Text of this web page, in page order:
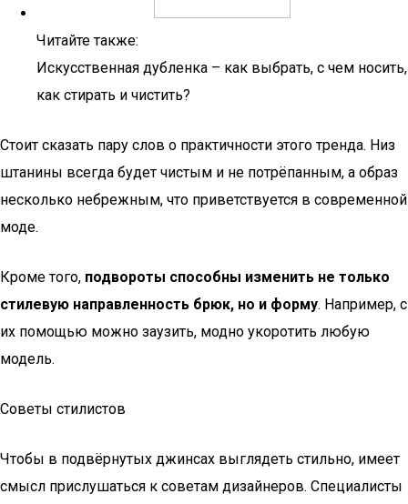
Читайте также:
Искусственная дубленка – как выбрать, с чем носить,
как стирать и чистить?
Стоит сказать пару слов о практичности этого тренда. Низ
штанины всегда будет чистым и не потрёпанным, а образ
несколько небрежным, что приветствуется в современной
моде.
Кроме того, подвороты способны изменить не только
стилевую направленность брюк, но и форму. Например, с
их помощью можно заузить, модно укоротить любую
модель.
Советы стилистов
Чтобы в подвёрнутых джинсах выглядеть стильно, имеет
смысл прислушаться к советам дизайнеров. Специалисты